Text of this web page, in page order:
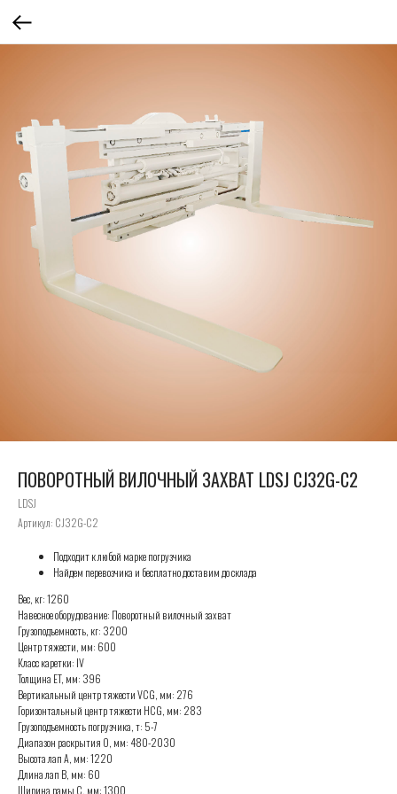
ПОВОРОТНЫЙ ВИЛОЧНЫЙ ЗАХВАТ LDSJ CJ32G-C2
LDSJ
Артикул: CJ32G-C2
Подходит к любой марке погрузчика
Найдем перевозчика и бесплатно доставим до склада
Вес, кг: 1260
Навесное оборудование: Поворотный вилочный захват
Грузоподъемность, кг: 3200
Центр тяжести, мм: 600
Класс каретки: IV
Толщина ET, мм: 396
Вертикальный центр тяжести VCG, мм: 276
Горизонтальный центр тяжести HCG, мм: 283
Грузоподъемность погрузчика, т: 5-7
Диапазон раскрытия O, мм: 480-2030
Высота лап A, мм: 1220
Длина лап B, мм: 60
Ширина рамы C, мм: 1300